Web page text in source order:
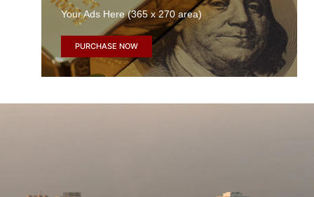
Your Ads Here (365 x 270 area)
PURCHASE NOW